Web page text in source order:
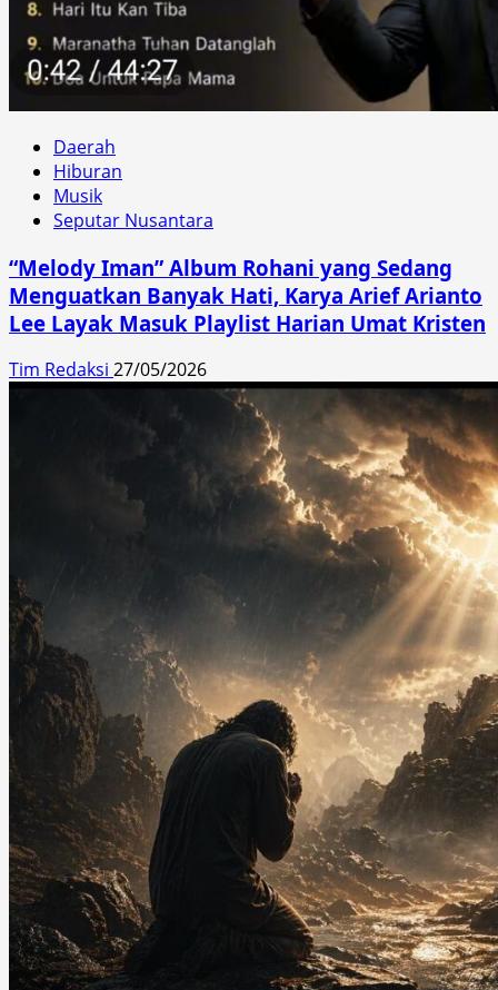
Daerah
Hiburan
Musik
Seputar Nusantara
“Melody Iman” Album Rohani yang Sedang
Menguatkan Banyak Hati, Karya Arief Arianto
Lee Layak Masuk Playlist Harian Umat Kristen
Tim Redaksi 27/05/2026